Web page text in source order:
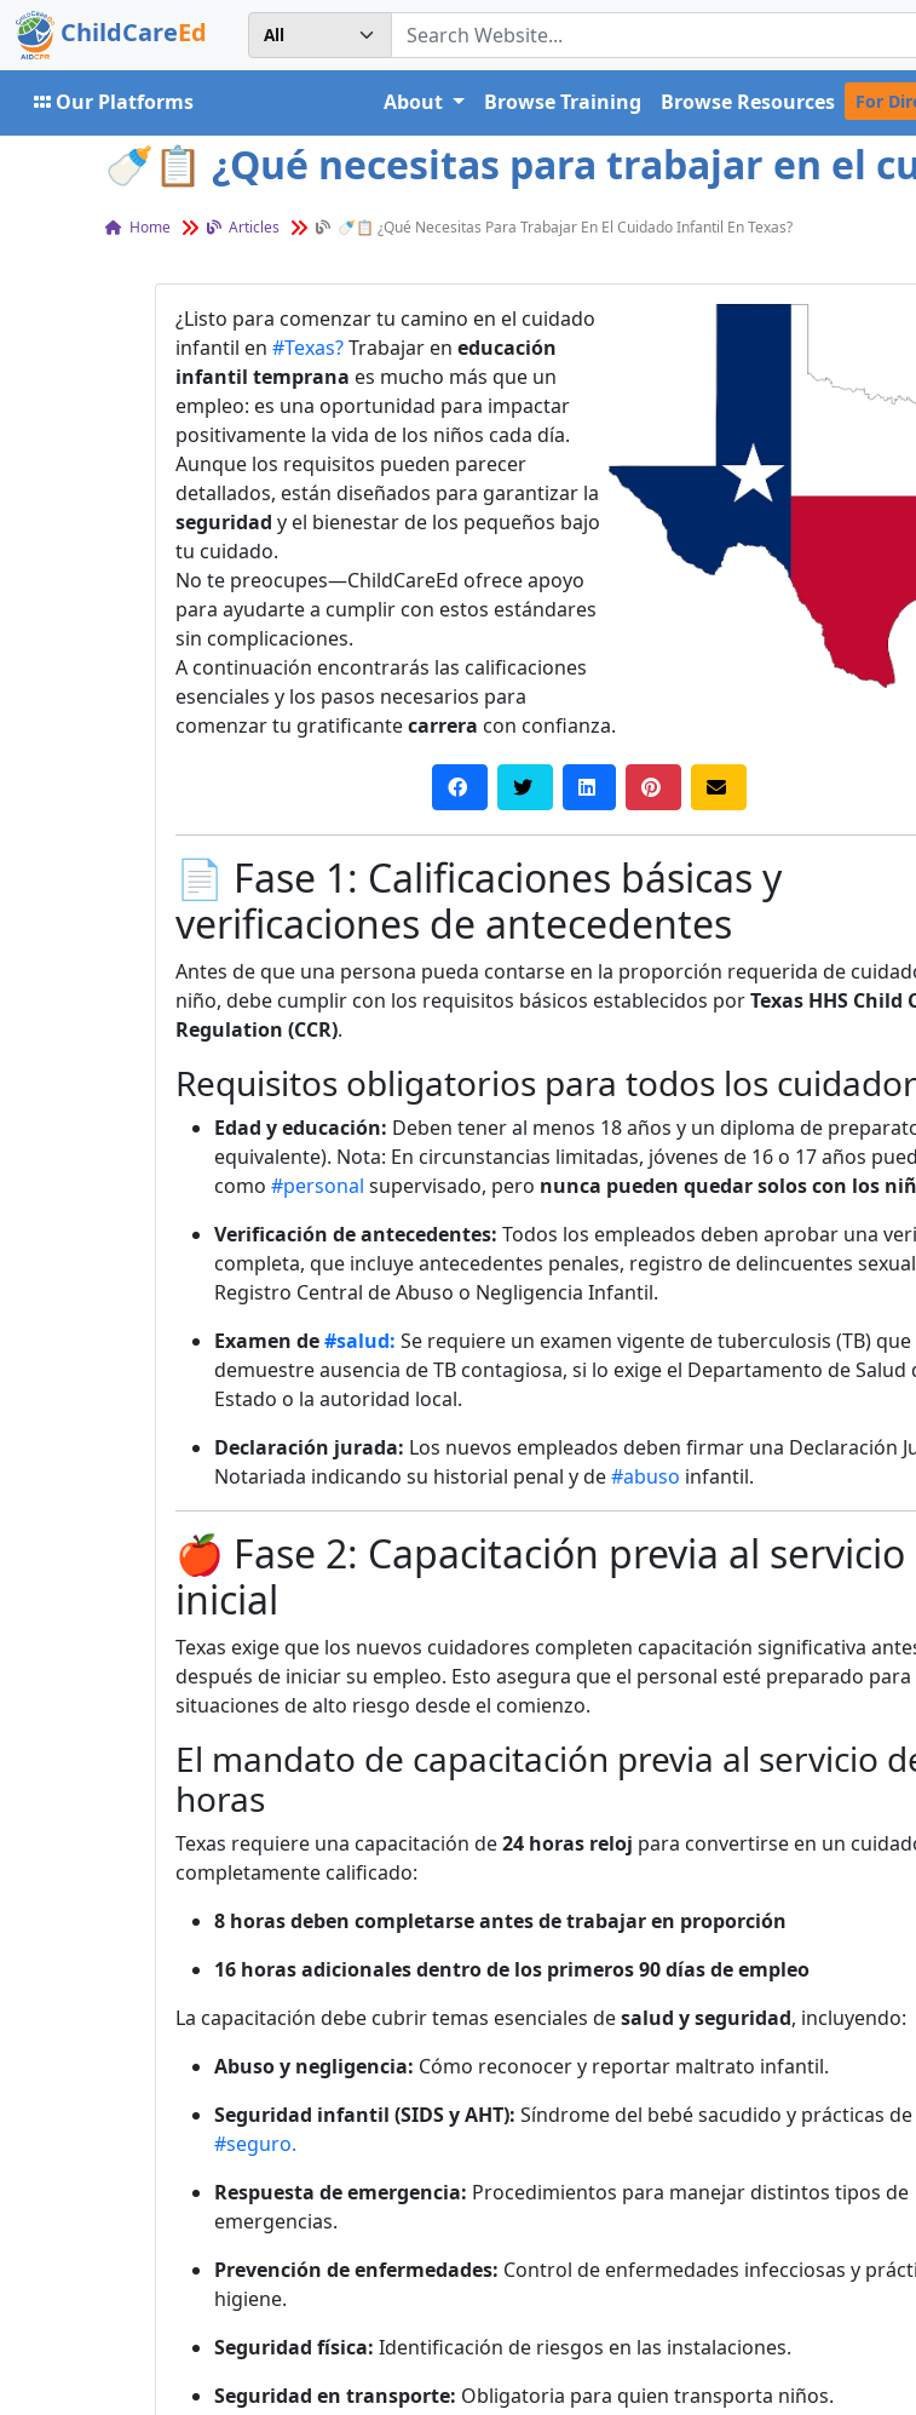
ChildCareEd
Our Platforms About Browse Training Browse Resources For
🍼📋 ¿Qué necesitas para trabajar en el
Home Articles 🍼📋 ¿Qué Necesitas Para Trabajar En El Cuidado Infantil En Texas?
¿Listo para comenzar tu camino en el cuidado
infantil en #Texas?Trabajar en educación
infantil temprana es mucho más que un
empleo: es una oportunidad para impactar
positivamente la vida de los niños cada día.
Aunque los requisitos pueden parecer
detallados, están diseñados para garantizar la
seguridad y el bienestar de los pequeños bajo
tu cuidado.
No te preocupes—ChildCareEd ofrece apoyo
para ayudarte a cumplir con estos estándares
sin complicaciones.
A continuación encontrarás las calificaciones
esenciales y los pasos necesarios para
comenzar tu gratificantecarrera con confianza.
📄 Fase 1: Calificaciones básicas y
verificaciones de antecedentes
Antes de que una persona pueda contarse en la proporción requerida de
niño, debe cumplir con los requisitos básicos establecidos porTexas HHS Child
Regulation (CCR).
Requisitos obligatorios para todos los
Edad y educación: Deben tener al menos 18 años y un diploma de
equivalente). Nota: En circunstancias limitadas, jóvenes de 16 o 17 años
como #personal supervisado, pero nunca pueden quedar solos con los
Verificación de antecedentes: Todos los empleados deben aprobar una
completa, que incluye antecedentes penales, registro de delincuentes
Registro Central de Abuso o Negligencia Infantil.
Examen de#salud: Se requiere un examen vigente de tuberculosis (TB) que
demuestre ausencia de TB contagiosa, si lo exige el Departamento de Salud
Estado o la autoridad local.
Declaración jurada: Los nuevos empleados deben firmar una Declaración
Notariada indicando su historial penal y de#abuso infantil.
🍎 Fase 2: Capacitación previa al servicio
inicial
Texas exige que los nuevos cuidadores completen capacitación significativa
después de iniciar su empleo. Esto asegura que el personal esté preparado
situaciones de alto riesgo desde el comienzo.
El mandato de capacitación previa al servicio
horas
Texas requiere una capacitación de24 horas reloj para convertirse en un
completamente calificado:
8 horas deben completarse antes de trabajar en proporción
16 horas adicionales dentro de los primeros 90 días de empleo
La capacitación debe cubrir temas esenciales desalud y seguridad, incluyendo:
Abuso y negligencia: Cómo reconocer y reportar maltrato infantil.
Seguridad infantil (SIDS y AHT): Síndrome del bebé sacudido y prácticas
#seguro.
Respuesta de emergencia: Procedimientos para manejar distintos tipos de
emergencias.
Prevención de enfermedades: Control de enfermedades infecciosas y
higiene.
Seguridad física: Identificación de riesgos en las instalaciones.
Seguridad en transporte: Obligatoria para quien transporta niños.